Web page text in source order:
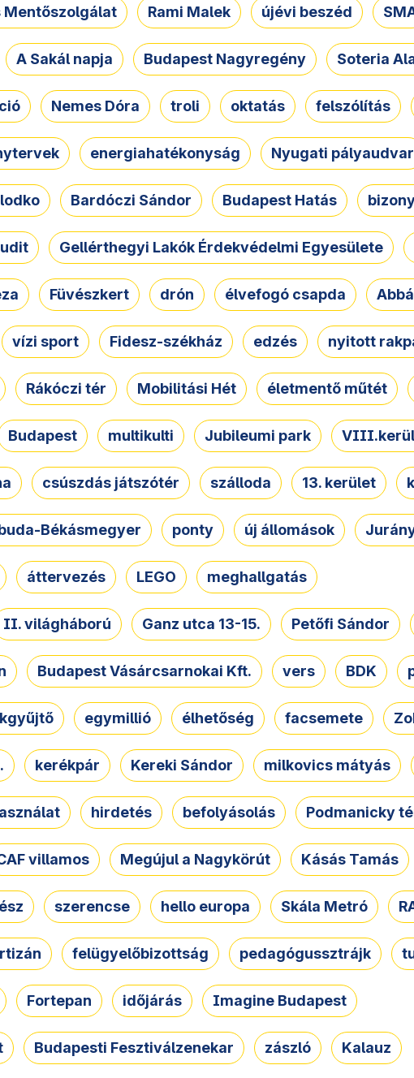
Mentőszolgálat Rami Malek újévi beszéd
A Sakál napja Budapest Nagyregény Soteria
Nemes Dóra troli oktatás felszólítás
energiahatékonyság Nyugati pályaudvar
Bardóczi Sándor Budapest Hatás
Gellérthegyi Lakók Érdekvédelmi Egyesülete
Füvészkert drón élvefogó csapda
vízi sport Fidesz-székház edzés nyitott
Rákóczi tér Mobilitási Hét életmentő műtét
Budapest multikulti Jubileumi park
csúszdás játszótér szálloda 13. kerület
Békásmegyer ponty új állomások
áttervezés LEGO meghallgatás
II. világháború Ganz utca 13-15. Petőfi Sándor
Budapest Vásárcsarnokai Kft. vers BDK
egymillió élhetőség facsemete
kerékpár Kereki Sándor milkovics mátyás
hirdetés befolyásolás Podmanicky
villamos Megújul a Nagykörút Kásás Tamás
szerencse hello europa Skála Metró
felügyelőbizottság pedagógussztrájk
Fortepan időjárás Imagine Budapest
Budapesti Fesztiválzenekar zászló Kalauz